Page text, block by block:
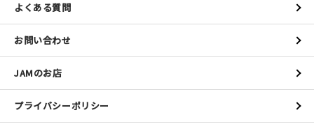
よくある質問
お問い合わせ
JAMのお店
プライバシーポリシー